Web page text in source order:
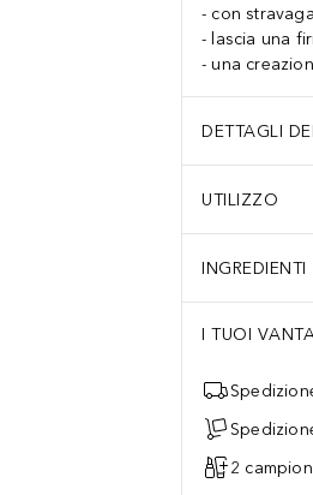
con
lascia una
una
DETTAGLI
UTILIZZO
INGREDIENTI
I TUOI
2